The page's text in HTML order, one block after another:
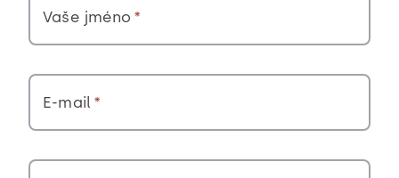
Vaše jméno
E-mail